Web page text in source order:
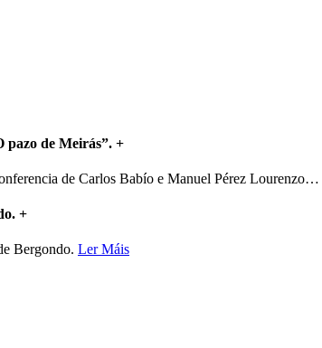
pazo de Meirás”. +
de Carlos Babío e Manuel Pérez Lourenzo…
+
Bergondo. Ler Máis